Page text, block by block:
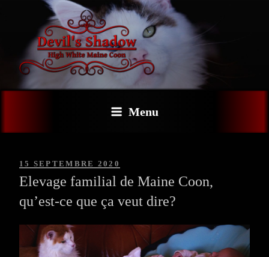
MAINE COON – DEVIL'S
SHADOW – ARLEQUIN YEUX
Menu
PUBLIÉ
LE
15 SEPTEMBRE 2020
Elevage familial de Maine Coon,
qu’est-ce que ça veut dire?